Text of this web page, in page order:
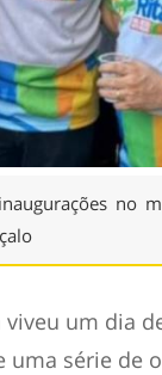
no
um dia
uma série de